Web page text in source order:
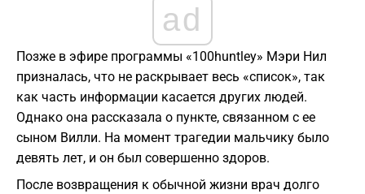
ad
Позже в эфире программы «100huntley» Мэри Нил
призналась, что не раскрывает весь «список», так
как часть информации касается других людей.
Однако она рассказала о пункте, связанном с ее
сыном Вилли. На момент трагедии мальчику было
девять лет, и он был совершенно здоров.
После возвращения к обычной жизни врач долго